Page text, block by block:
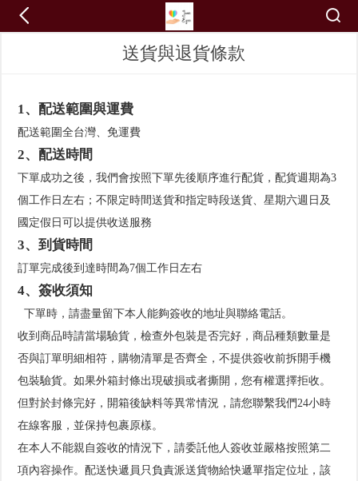
送貨與退貨條款
1、配送範圍與運費
配送範圍全台灣、免運費
2、配送時間
下單成功之後，我們會按照下單先後順序進行配貨，配貨週期為3
個工作日左右；不限定時間送貨和指定時段送貨、星期六週日及
國定假日可以提供收送服務
3、到貨時間
訂單完成後到達時間為7個工作日左右
4、簽收須知
下單時，請盡量留下本人能夠簽收的地址與聯絡電話。
收到商品時請當場驗貨，檢查外包裝是否完好，商品種類數量是
否與訂單明細相符，購物清單是否齊全，不提供簽收前拆開手機
包裝驗貨。如果外箱封條出現破損或者撕開，您有權選擇拒收。
但對於封條完好，開箱後缺料等異常情況，請您聯繫我們24小時
在線客服，並保持包裹原樣。
在本人不能親自簽收的情況下，請委託他人簽收並嚴格按照第二
項內容操作。配送快遞員只負責派送貨物給快遞單指定位址，該